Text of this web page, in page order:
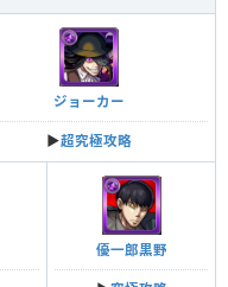
ジョーカー
▶︎超究極攻略
優一郎黒野